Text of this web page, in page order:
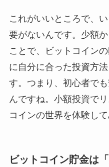
これがいいところで、
要がないんです。少額
ことで、ビットコイン
に自分に合った投資方
す。つまり、初心者で
んですね。小額投資で
コインの世界を体験して
ビットコイン貯金は